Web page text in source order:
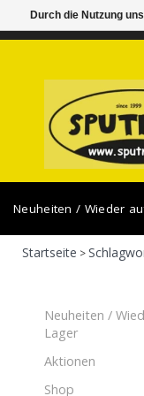
DI-FR 11.00 -
Neuheiten / Wieder
Startseite >
Neuheiten /
Lager
Aktionen
Shop
Durch die Nutzung